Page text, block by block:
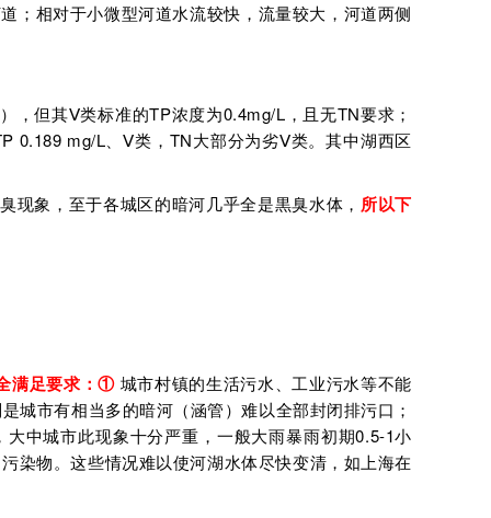
；相对于小微型河道水流较快，流量较大，河道两侧
，但其Ⅴ类标准的TP浓度为0.4mg/L，且无TN要求；
0.189 mg/L、Ⅴ类，TN大部分为劣Ⅴ类。其中湖西区
象，至于各城区的暗河几乎全是黒臭水体， 所以下
满足要求：① 城市村镇的生活污水、工业污水等不能
城市有相当多的暗河（涵管）难以全部封闭排污口；
中城市此现象十分严重，一般大雨暴雨初期0.5-1小
染物。这些情况难以使河湖水体尽快变清，如上海在